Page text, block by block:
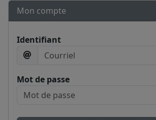
Mon compte
Identifiant
Mot de passe